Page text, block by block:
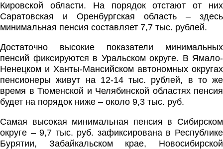
Кировской области. На порядок отстают от них
Саратовская и Оренбургская область – здесь
минимальная пенсия составляет 7,7 тыс. рублей.
Достаточно высокие показатели минимальных
пенсий фиксируются в Уральском округе. В Ямало-
Ненецком и Ханты-Мансийском автономных округах
пенсионеры живут на 12-14 тыс. рублей, в то же
время в Тюменской и Челябинской областях пенсия
будет на порядок ниже – около 9,3 тыс. руб.
Самая высокая минимальная пенсия в Сибирском
округе – 9,7 тыс. руб. зафиксирована в Республике
Бурятии, Забайкальском крае, Новосибирской